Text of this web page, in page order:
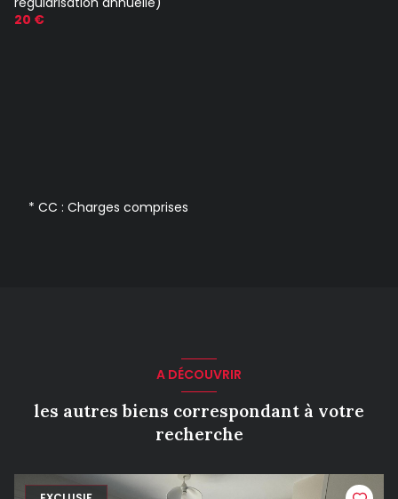
20 €
* CC : Charges comprises
A DÉCOUVRIR
les autres biens correspondant à votre
recherche